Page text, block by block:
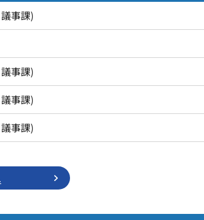
議事課)
議事課)
議事課)
議事課)